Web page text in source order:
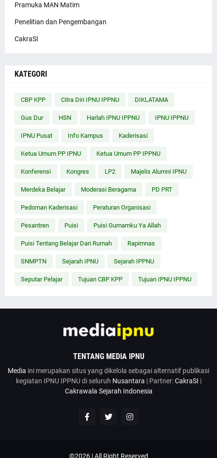
Pramuka MAN Matim
Penelitian dan Pengembangan
CakraSI
KATEGORI
CBP KPP Citra Diri IPNU IPPNU DIKLATAMA
Gus Dur HSN Harlah IPNU IPPNU IPNU IPPNU
IPNU Pusat Info Kampus Kaderisasi
Ketua Umum PP IPNU Ketua Umum PP IPPNU
Konferensi Kongres LP2 Majelis Alumni IPNU
Merdeka Belajar Moderasi Beragama PD PRT
Pedoman Kaderisasi Peraturan Organisasi
Pesantren Puisi Puisi Gumamku Ya Allah
Puisi Tentang Belajar Dari Rumah Rapimnas
SNMPTN Sejarah IPNU Sejarah IPPNU
Seputar Pelajar Tujuan CBP KPP Tujuan IPNU IPPNU
TENTANG MEDIA IPNU
Media ini merupakan situs yang dikelola sebagai alternatif publikasi
kegiatan IPNU IPPNU di seluruh Nusantara | Partner:CakraSI |
Cakrawala Sejarah Indonesia
©2026 | All Right Reserved